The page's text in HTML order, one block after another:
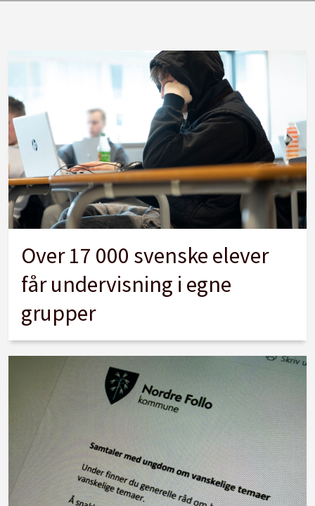
Over 17 000 svenske elever
får undervisning i egne
grupper